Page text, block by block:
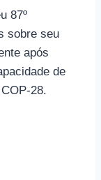
87º
sobre seu
após
de
28.